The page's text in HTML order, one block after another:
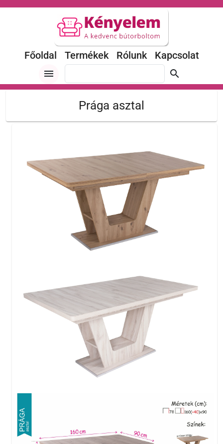
Főoldal Termékek Rólunk
Kapcsolat
menu
search
Prága asztal